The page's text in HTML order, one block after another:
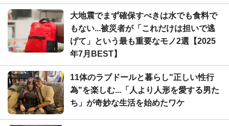
大地震でまず確保すべきは水でも食料で
もない...被災者が「これだけは担いで逃
げて」という最も重要なモノ2選【2025
年7月BEST】
11体のラブドールと暮らし"正しい性行
為"を楽しむ...「人より人形を愛する男た
ち」が奇妙な生活を始めたワケ